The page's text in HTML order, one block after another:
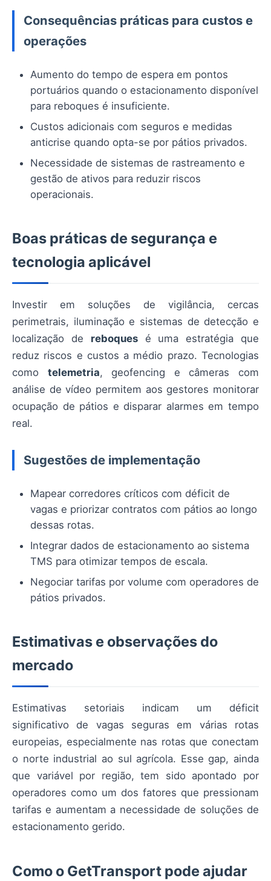
Consequências práticas para custos e
operações
Aumento do tempo de espera em pontos
portuários quando o estacionamento disponível
para reboques é insuficiente.
Custos adicionais com seguros e medidas
anticrise quando opta-se por pátios privados.
Necessidade de sistemas de rastreamento e
gestão de ativos para reduzir riscos
operacionais.
Boas práticas de segurança e
tecnologia aplicável
Investir em soluções de vigilância, cercas
perimetrais, iluminação e sistemas de detecção e
localização de reboquesé uma estratégia que
reduz riscos e custos a médio prazo. Tecnologias
como telemetria, geofencing e câmeras com
análise de vídeo permitem aos gestores monitorar
ocupação de pátios e disparar alarmes em tempo
real.
Sugestões de implementação
Mapear corredores críticos com déficit de
vagas e priorizar contratos com pátios ao longo
dessas rotas.
Integrar dados de estacionamento ao sistema
TMS para otimizar tempos de escala.
Negociar tarifas por volume com operadores de
pátios privados.
Estimativas e observações do
mercado
Estimativas setoriais indicam um déficit
significativo de vagas seguras em várias rotas
europeias, especialmente nas rotas que conectam
o norte industrial ao sul agrícola. Esse gap, ainda
que variável por região, tem sido apontado por
operadores como um dos fatores que pressionam
tarifas e aumentam a necessidade de soluções de
estacionamento gerido.
Como o GetTransport pode ajudar